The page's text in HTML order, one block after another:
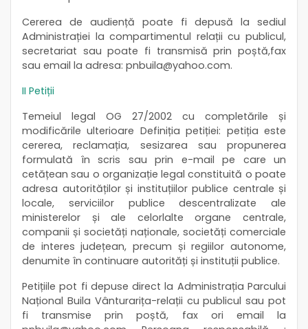
Cererea de audiență poate fi depusă la sediul
Administrației la compartimentul relații cu publicul,
secretariat sau poate fi transmisă prin poștă,fax
sau email la adresa: pnbuila@yahoo.com.
II Petiții
Temeiul legal OG 27/2002 cu completările și
modificările ulterioare Definiția petiției: petiția este
cererea, reclamația, sesizarea sau propunerea
formulată în scris sau prin e-mail pe care un
cetățean sau o organizație legal constituită o poate
adresa autorităților și instituțiilor publice centrale și
locale, serviciilor publice descentralizate ale
ministerelor și ale celorlalte organe centrale,
companii și societăți naționale, societăți comerciale
de interes județean, precum și regiilor autonome,
denumite în continuare autorități și instituții publice.
Petițiile pot fi depuse direct la Administrația Parcului
Național Buila Vânturarița-relații cu publicul sau pot
fi transmise prin poștă, fax ori email la